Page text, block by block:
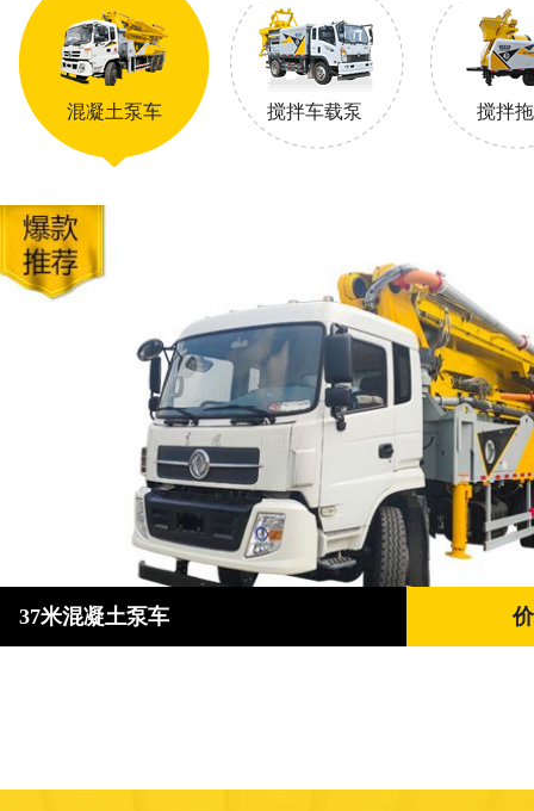
混凝土泵车 搅拌车载泵 搅拌
37米混凝土泵车